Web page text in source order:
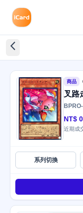
arrow_back_ios_new
商品
叉路
NT$ 0
近期成
系列切換